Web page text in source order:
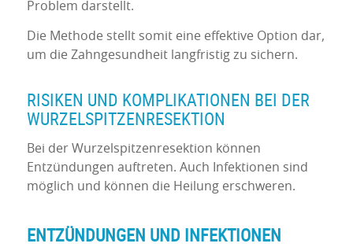
Problem darstellt.
Die Methode stellt somit eine effektive Option dar,
um die Zahngesundheit langfristig zu sichern.
RISIKEN UND KOMPLIKATIONEN BEI DER
WURZELSPITZENRESEKTION
Bei der Wurzelspitzenresektion können
Entzündungen auftreten. Auch Infektionen sind
möglich und können die Heilung erschweren.
ENTZÜNDUNGEN UND INFEKTIONEN